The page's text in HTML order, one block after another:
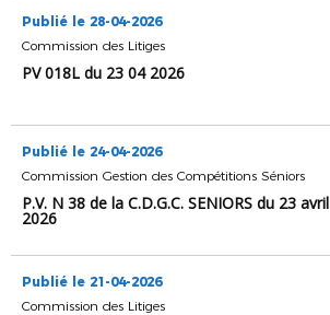
Publié le 28-04-2026
Commission des Litiges
PV 018L du 23 04 2026
Publié le 24-04-2026
Commission Gestion des Compétitions Séniors
P.V. N 38 de la C.D.G.C. SENIORS du 23 avril
2026
Publié le 21-04-2026
Commission des Litiges